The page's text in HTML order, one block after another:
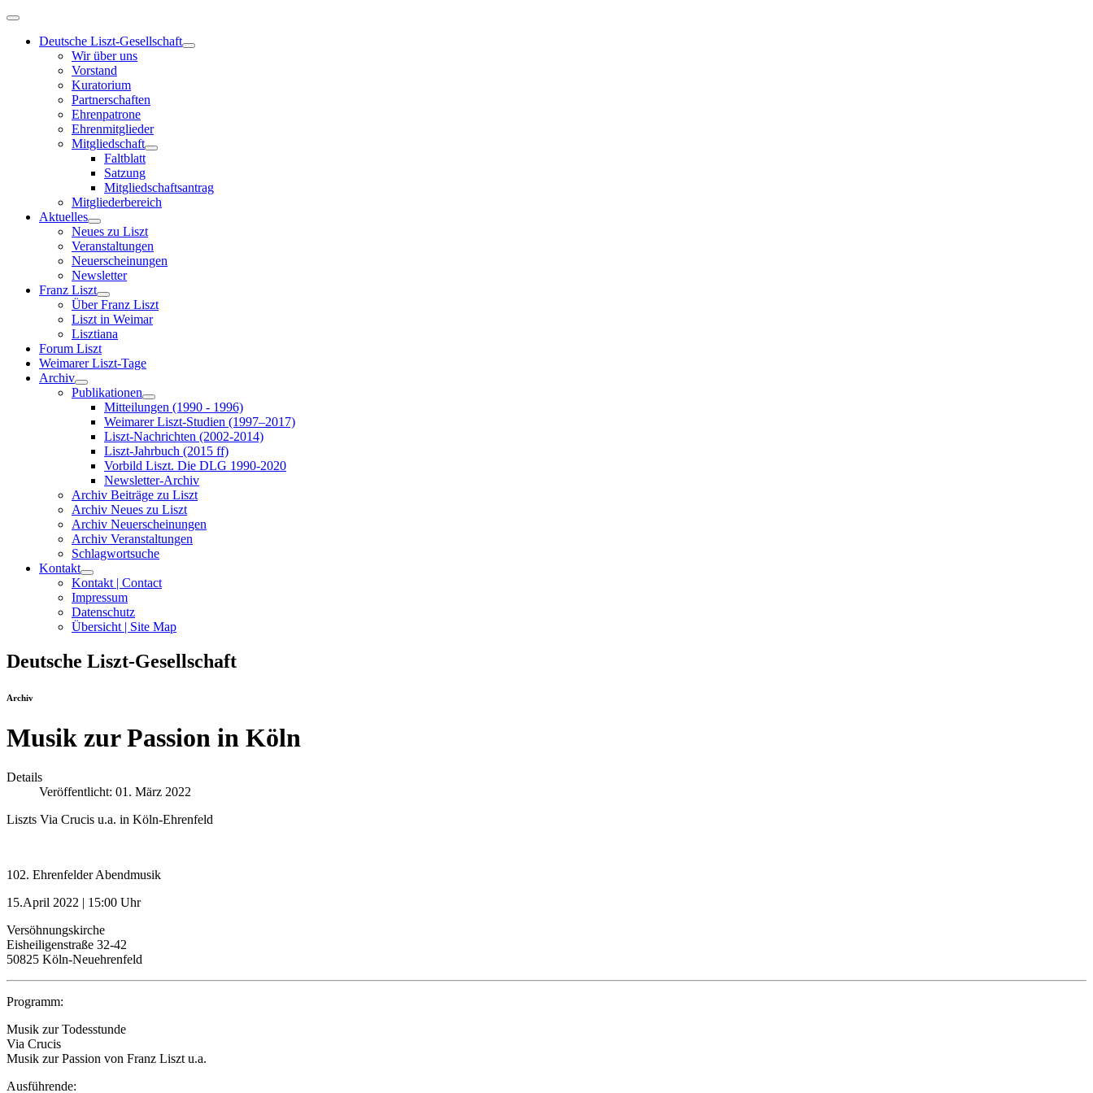
Deutsche Liszt-Gesellschaft
Wir über uns
Vorstand
Kuratorium
Partnerschaften
Ehrenpatrone
Ehrenmitglieder
Mitgliedschaft
Faltblatt
Satzung
Mitgliedschaftsantrag
Mitgliederbereich
Aktuelles
Neues zu Liszt
Veranstaltungen
Neuerscheinungen
Newsletter
Franz Liszt
Über Franz Liszt
Liszt in Weimar
Lisztiana
Forum Liszt
Weimarer Liszt-Tage
Archiv
Publikationen
Mitteilungen (1990 - 1996)
Weimarer Liszt-Studien (1997–2017)
Liszt-Nachrichten (2002-2014)
Liszt-Jahrbuch (2015 ff)
Vorbild Liszt. Die DLG 1990-2020
Newsletter-Archiv
Archiv Beiträge zu Liszt
Archiv Neues zu Liszt
Archiv Neuerscheinungen
Archiv Veranstaltungen
Schlagwortsuche
Kontakt
Kontakt | Contact
Impressum
Datenschutz
Übersicht | Site Map
Deutsche Liszt-Gesellschaft
Archiv
Musik zur Passion in Köln
Details
Veröffentlicht: 01. März 2022
Liszts Via Crucis u.a. in Köln-Ehrenfeld
102. Ehrenfelder Abendmusik
15.April 2022 | 15:00 Uhr
Versöhnungskirche
Eisheiligenstraße 32-42
50825 Köln-Neuehrenfeld
Programm:
Musik zur Todesstunde
Via Crucis
Musik zur Passion von Franz Liszt u.a.
Ausführende: